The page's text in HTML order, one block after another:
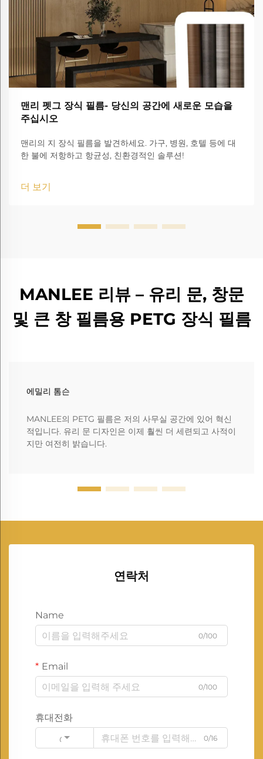
맨리 펫그 장식 필름- 당신의 공간에 새로운 모습을
주십시오
맨리의 지 장식 필름을 발견하세요. 가구, 병원, 호텔 등에 대
한 불에 저항하고 항균성, 친환경적인 솔루션!
더 보기
MANLEE 리뷰 – 유리 문, 창문
및 큰 창 필름용 PETG 장식 필름
에밀리 톰슨
MANLEE의 PETG 필름은 저의 사무실 공간에 있어 혁신
적입니다. 유리 문 디자인은 이제 훨씬 더 세련되고 사적이
지만 여전히 밝습니다.
연락처
Name
0/100
Email
0/100
휴대전화
Code
0/16